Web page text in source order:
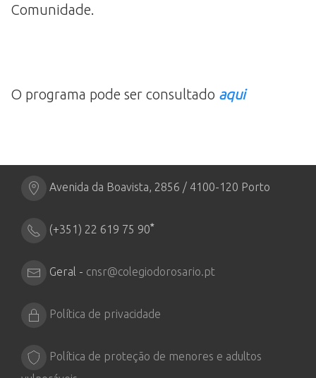
Comunidade.
O programa pode ser consultado aqui
Avenida da Boavista, 2856 / 4100-120 Porto
(+351) 22 619 75 90*
Geral - cnsr@colegiodorosario.pt
Política de privacidade
Política de proteção de menores e adultos